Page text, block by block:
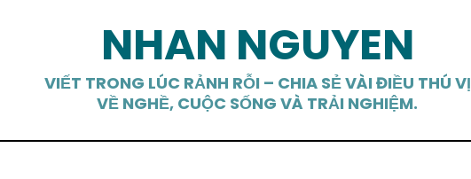
NHAN NGUYEN
VIẾT TRONG LÚC RẢNH RỖI – CHIA SẺ VÀI ĐIỀU THÚ VỊ
VỀ NGHỀ, CUỘC SỐNG VÀ TRẢI NGHIỆM.